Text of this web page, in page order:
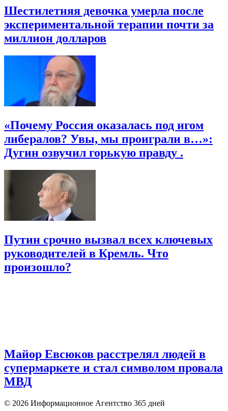
Шестилетняя девочка умерла после
экспериментальной терапии почти за
миллион долларов
«Почему Россия оказалась под игом
либералов? Увы, мы проиграли в…»:
Дугин озвучил горькую правду .
Путин срочно вызвал всех ключевых
руководителей в Кремль. Что
произошло?
Майор Евсюков расстрелял людей в
супермаркете и стал символом провала
МВД
© 2026 Информационное Агентство 365 дней